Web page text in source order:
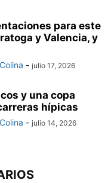
para este
y Valencia, y
- julio 17, 2026
y una copa
hípicas
- julio 14, 2026